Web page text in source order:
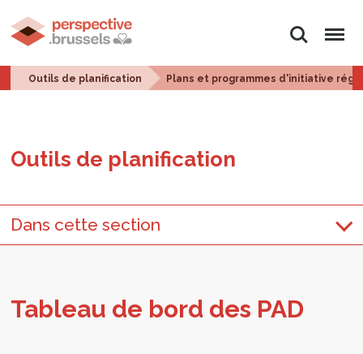
Rechercher
Menu
Outils de planification Plans et programmes d'initiative
Outils de pla­ni­fi­ca­tion
Dans cette section
Tableau de bord des PAD